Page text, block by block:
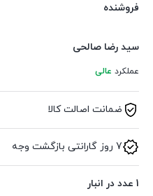
فروشنده
سید رضا صالحی
عملکرد عالی
ضمانت اصالت کالا
7 روز گارانتی بازگشت وجه
1 عدد در انبار